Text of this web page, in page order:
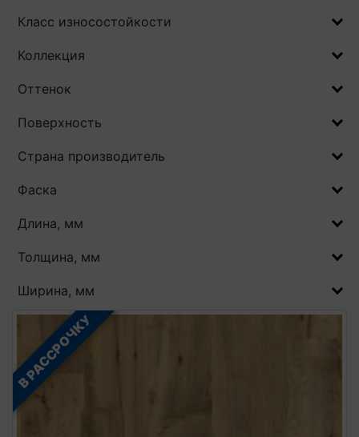
Класс износостойкости
Коллекция
Оттенок
Поверхность
Страна производитель
Фаска
Длина, мм
Толщина, мм
Ширина, мм
В РАССРОЧКУ